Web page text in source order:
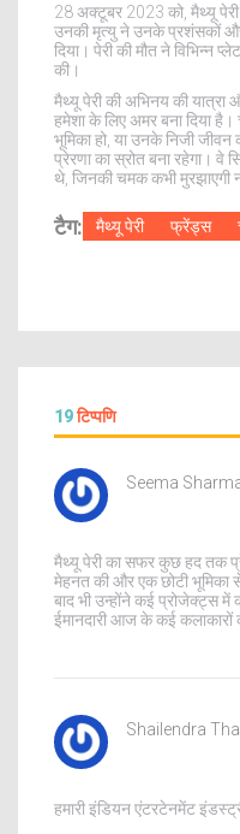
28 अक्टूबर 2023 को, मैथ्यू पेरी
उनकी मृत्यु ने उनके प्रशंसकों और
दिया। पेरी की मौत ने विभिन्न
की।
मैथ्यू पेरी की अभिनय की यात्रा
हमेशा के लिए अमर बना दिया
भूमिका हो, या उनके निजी जीवन
प्रेरणा का स्रोत बना रहेगा। वे
थे, जिनकी चमक कभी मुरझाएगी
टैग: मैथ्यू पेरी फ्रेंड्स
19टिप्पणि
Seema
मैथ्यू पेरी का सफर कुछ हद तक
मेहनत की और एक छोटी भूमिका
बाद भी उन्होंने कई प्रोजेक्ट्स में
ईमानदारी आज के कई कलाकारों
Shailendra
हमारी इंडियन एंटरटेनमेंट